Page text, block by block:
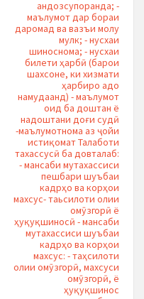
андозсупоранда; -
маълумот дар бораи
даромад ва вазъи молу
мулк; - нусхаи
шиноснома; - нусхаи
билети ҳарбӣ (барои
шахсоне, ки хизмати
ҳарбиро адо
намудаанд) - маълумот
оид ба доштан ё
надоштани доғи судӣ
-маълумотнома аз ҷойи
истиқомат Талаботи
тахассусӣ ба довталаб:
- мансаби мутахассиси
пешбари шуъбаи
кадрҳо ва корҳои
махсус- таьсилоти олии
омӯзгорӣ ё
ҳуқуқшиносӣ - мансаби
мутахассиси шуъбаи
кадрҳо ва корҳои
махсус: - таҳсилоти
олии омӯзгорӣ, махсуси
омӯзгорӣ, ё
ҳуқуқшинос